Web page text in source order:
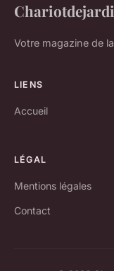
Votre magazine de
LIENS
Accueil
LÉGAL
Mentions légales
Contact